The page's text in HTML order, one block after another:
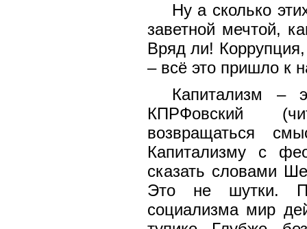
Ну а сколько
заветной мечтой,
Вряд ли! К
– всё это пришло к
Капитализм –
КПРФовский
возвращаться
Капитализму с
сказать словами
Это не шутки.
социализма мир